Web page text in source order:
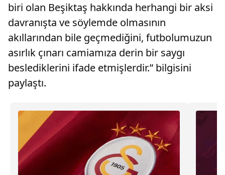
biri olan Beşiktaş hakkında herhangi bir aksi
davranışta ve söylemde olmasının
akıllarından bile geçmediğini, futbolumuzun
asırlık çınarı camiamıza derin bir saygı
beslediklerini ifade etmişlerdir.” bilgisini
paylaştı.